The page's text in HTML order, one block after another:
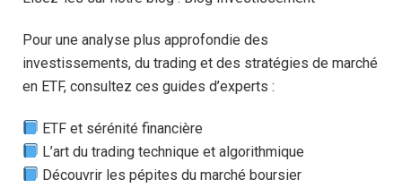
Pour une analyse plus approfondie des
investissements, du trading et des stratégies de marché
en ETF, consultez ces guides d’experts :
ETF et sérénité financière
L’art du trading technique et algorithmique
Découvrir les pépites du marché boursier